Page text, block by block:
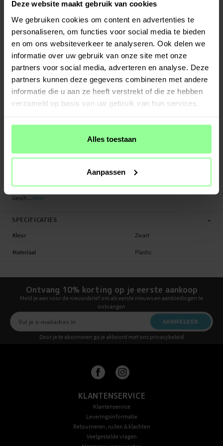
Deze website maakt gebruik van cookies
We gebruiken cookies om content en advertenties te
personaliseren, om functies voor social media te bieden
en om ons websiteverkeer te analyseren. Ook delen we
informatie over uw gebruik van onze site met onze
partners voor social media, adverteren en analyse. Deze
partners kunnen deze gegevens combineren met andere
informatie die u aan ze heeft verstrekt of die ze hebben
verzameld op basis van uw gebruik van hun services.
Alles toestaan
Aanpassen
30 dagen retourrecht
Art number: 27792
PRODUCTBESCHRIJVING
Schokabsorberend backcase hoesje voor de Samsung Galaxy S10 Plus met
ingebouwde portemonnee aan de achterkant. Het hoesje heeft een modern
design en verstevigde hoeken voor de beste bescherming.
- Kan een standaard vormen met behulp van een pasje, zodat je je telefoon
- Het hoesje is magnetisch en kan bevestigd worden op magnetische
Gesch... Meer
SPECIFICATIES -
Kleur Zwart
Materiaal Plastic
Ontvang 10% korting op je eerste aankoop
Meld je aan voor de nieuwsbrief om als eerste nieuws en aanbiedingen te
ontvangen
AANMELDEN
Door je te abonneren ga je akkoord met ons privacybeleid
KLANTENSERVICE
Klantenservice
Leveringsinformatie
Retourneren, ruilen & klachten
Veelgestelde vragen